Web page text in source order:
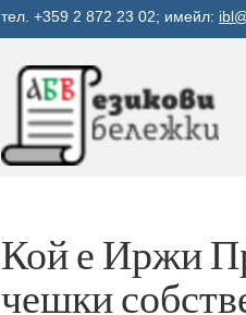
тел. +359 2 872 23 02; имейл:
Кой е Иржи
чешки